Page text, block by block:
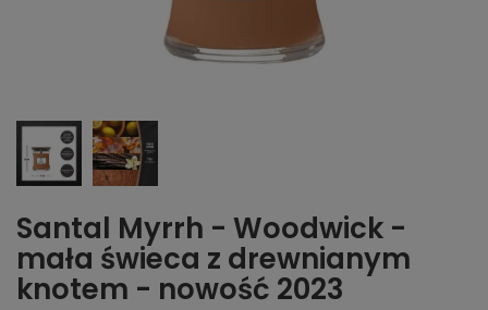
Santal Myrrh - Woodwick -
mała świeca z drewnianym
knotem - nowość 2023